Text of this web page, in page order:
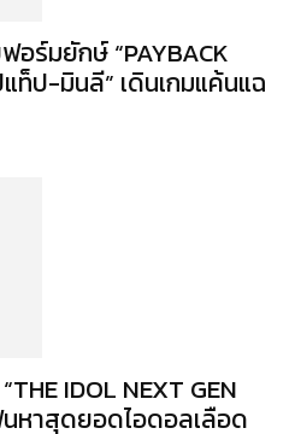
อร์มยักษ์ “PAYBACK
ท็ป-มินลี” เดินเกมแค้นแฉ
IDOL NEXT GEN
นหาสุดยอดไอดอลเลือด